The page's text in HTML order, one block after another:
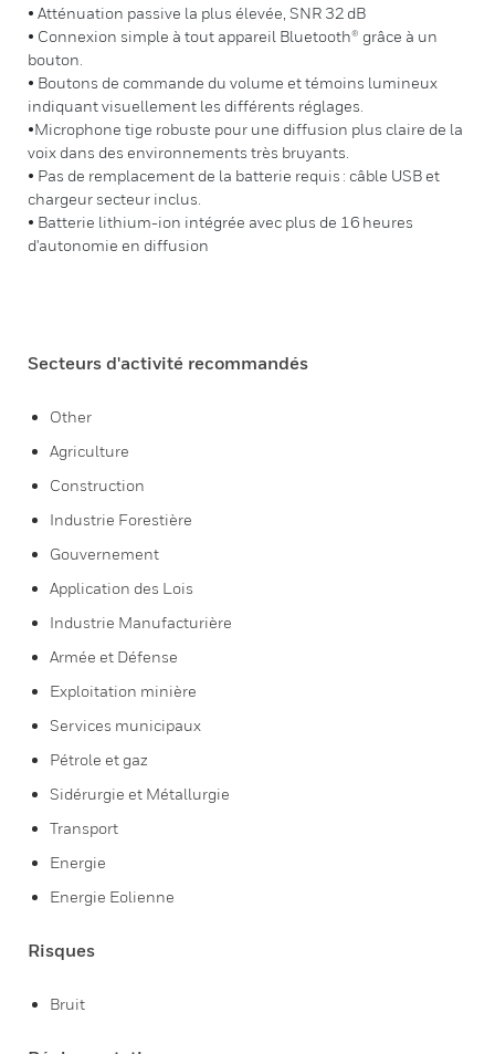
• Atténuation passive la plus élevée, SNR 32 dB
• Connexion simple à tout appareil Bluetooth® grâce à un
bouton.
• Boutons de commande du volume et témoins lumineux
indiquant visuellement les différents réglages.
•Microphone tige robuste pour une diffusion plus claire de la
voix dans des environnements très bruyants.
• Pas de remplacement de la batterie requis : câble USB et
chargeur secteur inclus.
• Batterie lithium-ion intégrée avec plus de 16 heures
d'autonomie en diffusion
Secteurs d'activité recommandés
Other
Agriculture
Construction
Industrie Forestière
Gouvernement
Application des Lois
Industrie Manufacturière
Armée et Défense
Exploitation minière
Services municipaux
Pétrole et gaz
Sidérurgie et Métallurgie
Transport
Energie
Energie Eolienne
Risques
Bruit